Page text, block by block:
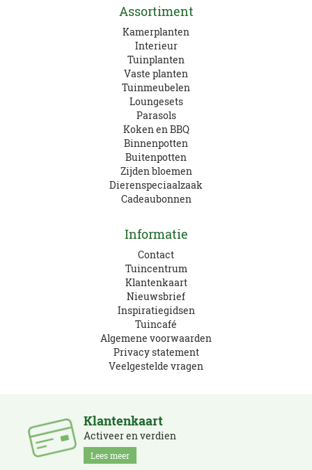
Assortiment
Kamerplanten
Interieur
Tuinplanten
Vaste planten
Tuinmeubelen
Loungesets
Parasols
Koken en BBQ
Binnenpotten
Buitenpotten
Zijden bloemen
Dierenspeciaalzaak
Cadeaubonnen
Informatie
Contact
Tuincentrum
Klantenkaart
Nieuwsbrief
Inspiratiegidsen
Tuincafé
Algemene voorwaarden
Privacy statement
Veelgestelde vragen
Klantenkaart
Activeer en verdien
Lees meer